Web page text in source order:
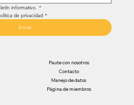
informativo. *
de privacidad *
Enviar
Paute con nosotros
Contacto
Manejo de datos
Página de miembros